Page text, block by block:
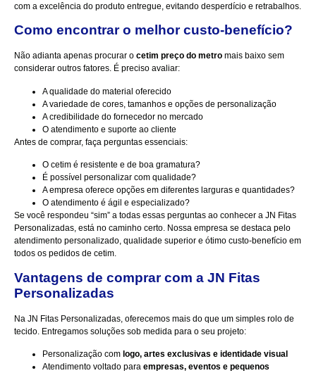
com a excelência do produto entregue, evitando desperdício e retrabalhos.
Como encontrar o melhor custo-benefício?
Não adianta apenas procurar o cetim preço do metro mais baixo sem
considerar outros fatores. É preciso avaliar:
A qualidade do material oferecido
A variedade de cores, tamanhos e opções de personalização
A credibilidade do fornecedor no mercado
O atendimento e suporte ao cliente
Antes de comprar, faça perguntas essenciais:
O cetim é resistente e de boa gramatura?
É possível personalizar com qualidade?
A empresa oferece opções em diferentes larguras e quantidades?
O atendimento é ágil e especializado?
Se você respondeu “sim” a todas essas perguntas ao conhecer a JN Fitas
Personalizadas, está no caminho certo. Nossa empresa se destaca pelo
atendimento personalizado, qualidade superior e ótimo custo-benefício em
todos os pedidos de cetim.
Vantagens de comprar com a JN Fitas
Personalizadas
Na JN Fitas Personalizadas , oferecemos mais do que um simples rolo de
tecido. Entregamos soluções sob medida para o seu projeto:
Personalização com logo, artes exclusivas e identidade visual
Atendimento voltado para empresas, eventos e pequenos